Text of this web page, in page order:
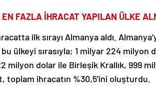
EN FAZLA İHRACAT YAPILAN ÜLKE
ilk sırayı Almanya aldı.
ülkeyi sırasıyla; 1 milyar 224 milyon
milyon dolar ile Birleşik Krallık, 999
toplam ihracatın %30,5’ini oluşturdu.